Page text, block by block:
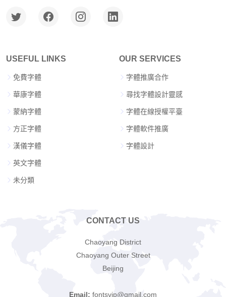
USEFUL LINKS
免費字體
華康字體
蒙納字體
方正字體
漢儀字體
英文字體
未分類
OUR SERVICES
字體推廣合作
尋找字體設計靈感
字體在線授權平臺
字體軟件推廣
字體設計
CONTACT US
Chaoyang District
Chaoyang Outer Street
Beijing
Email: fontsvip@gmail.com